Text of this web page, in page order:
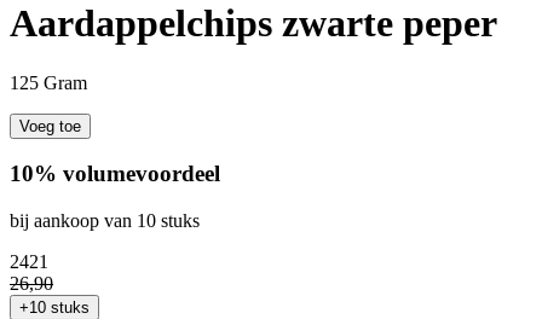
Aardappelchips zwarte peper
125 Gram
Voeg toe
10% volumevoordeel
bij aankoop van 10 stuks
2421
26,90
+10 stuks